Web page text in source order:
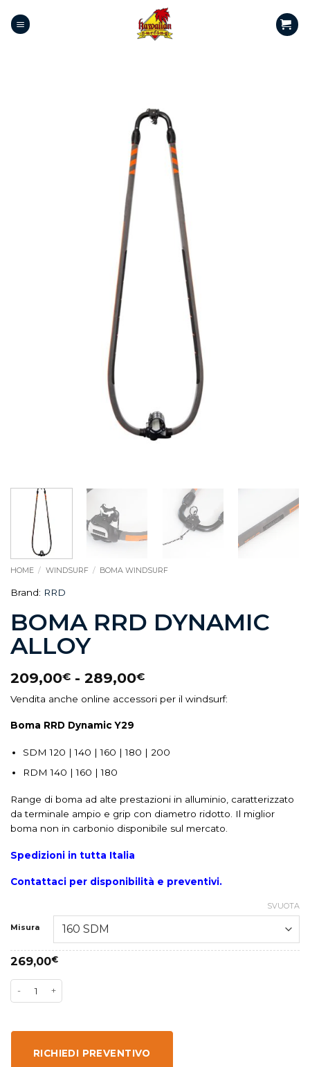
HOME / WINDSURF / BOMA WINDSURF
Brand: RRD
BOMA RRD DYNAMIC
ALLOY
209,00€ - 289,00€
Vendita anche online accessori per il windsurf:
Boma RRD Dynamic Y29
SDM 120 | 140 | 160 | 180 | 200
RDM 140 | 160 | 180
Range di boma ad alte prestazioni in alluminio, caratterizzato
da terminale ampio e grip con diametro ridotto. Il miglior
boma non in carbonio disponibile sul mercato.
Spedizioni in tutta Italia
Contattaci per disponibilità e preventivi.
Misura
SVUOTA
269,00€
RICHIEDI PREVENTIVO